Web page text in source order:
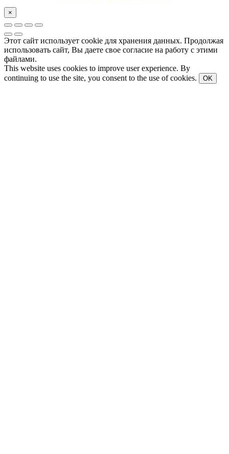
×
Этот сайт использует cookie для хранения данных. Продолжая
использовать сайт, Вы даете свое согласие на работу с этими
файлами.
This website uses cookies to improve user experience. By
continuing to use the site, you consent to the use of cookies.
OK